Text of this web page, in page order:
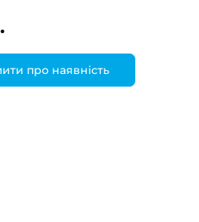
про наявність